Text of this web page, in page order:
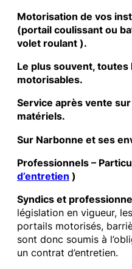
Motorisation de vos
(portail coulissant ou
volet roulant ).
Le plus souvent,
motorisables.
Service après vente
matériels.
Sur Narbonne et ses
Professionnels –
d’entretien )
Syndics et
législation en vigueur,
portails motorisés,
sont donc soumis à
un contrat d’entretien.